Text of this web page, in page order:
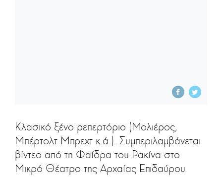
Κλασικό ξένο ρεπερτόριο (Μολιέρος,
Μπέρτολτ Μπρεχτ κ.ά.). Συμπεριλαμβάνεται
βίντεο από τη Φαίδρα του Ρακίνα στο
Μικρό Θέατρο της Αρχαίας Επιδαύρου.